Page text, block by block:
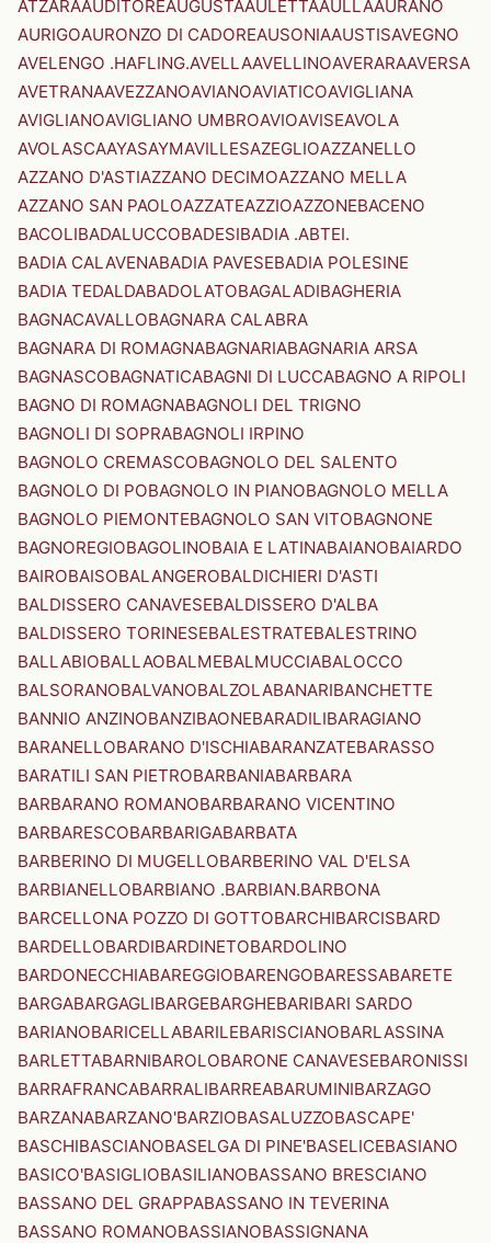
ATZARAAUDITOREAUGUSTAAULETTAAULLAAURANO
AURIGOAURONZO DI CADOREAUSONIAAUSTISAVEGNO
AVELENGO .HAFLING.AVELLAAVELLINOAVERARAAVERSA
AVETRANAAVEZZANOAVIANOAVIATICOAVIGLIANA
AVIGLIANOAVIGLIANO UMBROAVIOAVISEAVOLA
AVOLASCAAYASAYMAVILLESAZEGLIOAZZANELLO
AZZANO D'ASTIAZZANO DECIMOAZZANO MELLA
AZZANO SAN PAOLOAZZATEAZZIOAZZONEBACENO
BACOLIBADALUCCOBADESIBADIA .ABTEI.
BADIA CALAVENABADIA PAVESEBADIA POLESINE
BADIA TEDALDABADOLATOBAGALADIBAGHERIA
BAGNACAVALLOBAGNARA CALABRA
BAGNARA DI ROMAGNABAGNARIABAGNARIA ARSA
BAGNASCOBAGNATICABAGNI DI LUCCABAGNO A RIPOLI
BAGNO DI ROMAGNABAGNOLI DEL TRIGNO
BAGNOLI DI SOPRABAGNOLI IRPINO
BAGNOLO CREMASCOBAGNOLO DEL SALENTO
BAGNOLO DI POBAGNOLO IN PIANOBAGNOLO MELLA
BAGNOLO PIEMONTEBAGNOLO SAN VITOBAGNONE
BAGNOREGIOBAGOLINOBAIA E LATINABAIANOBAIARDO
BAIROBAISOBALANGEROBALDICHIERI D'ASTI
BALDISSERO CANAVESEBALDISSERO D'ALBA
BALDISSERO TORINESEBALESTRATEBALESTRINO
BALLABIOBALLAOBALMEBALMUCCIABALOCCO
BALSORANOBALVANOBALZOLABANARIBANCHETTE
BANNIO ANZINOBANZIBAONEBARADILIBARAGIANO
BARANELLOBARANO D'ISCHIABARANZATEBARASSO
BARATILI SAN PIETROBARBANIABARBARA
BARBARANO ROMANOBARBARANO VICENTINO
BARBARESCOBARBARIGABARBATA
BARBERINO DI MUGELLOBARBERINO VAL D'ELSA
BARBIANELLOBARBIANO .BARBIAN.BARBONA
BARCELLONA POZZO DI GOTTOBARCHIBARCISBARD
BARDELLOBARDIBARDINETOBARDOLINO
BARDONECCHIABAREGGIOBARENGOBARESSABARETE
BARGABARGAGLIBARGEBARGHEBARIBARI SARDO
BARIANOBARICELLABARILEBARISCIANOBARLASSINA
BARLETTABARNIBAROLOBARONE CANAVESEBARONISSI
BARRAFRANCABARRALIBARREABARUMINIBARZAGO
BARZANABARZANO'BARZIOBASALUZZOBASCAPE'
BASCHIBASCIANOBASELGA DI PINE'BASELICEBASIANO
BASICO'BASIGLIOBASILIANOBASSANO BRESCIANO
BASSANO DEL GRAPPABASSANO IN TEVERINA
BASSANO ROMANOBASSIANOBASSIGNANA